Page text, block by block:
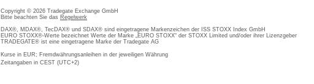
Copyright © 2026 Tradegate Exchange GmbH
Bitte beachten Sie das Regelwerk
DAX®, MDAX®, TecDAX® und SDAX® sind eingetragene Markenzeichen der ISS STOXX Index GmbH
EURO STOXX®-Werte bezeichnet Werte der Marke „EURO STOXX“ der STOXX Limited und/oder ihrer Lizenzgeber
TRADEGATE® ist eine eingetragene Marke der Tradegate AG
Kurse in EUR; Fremdwährungsanleihen in der jeweiligen Währung
Zeitangaben in CEST (UTC+2)